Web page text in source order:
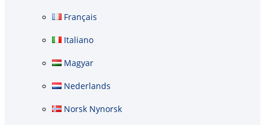
Français
Italiano
Magyar
Nederlands
Norsk Nynorsk